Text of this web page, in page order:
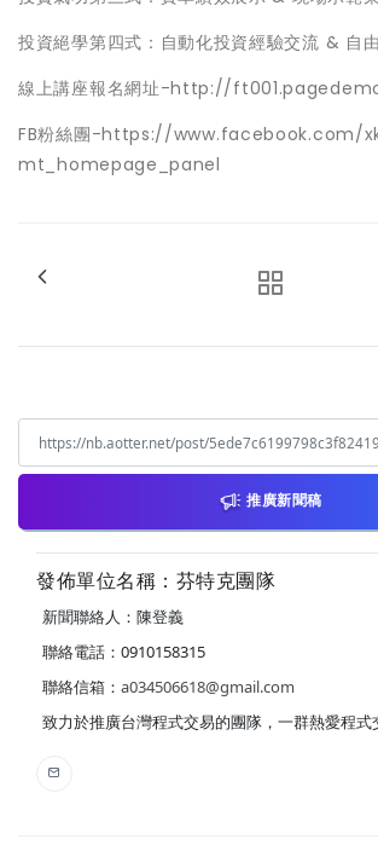
投資絕學第四式：自動化投資經驗交流 & 自
線上講座報名網址-http://
FB粉絲團-https://www.facebook.com/
mt_homepage_panel
推廣新聞稿
發佈單位名稱：芬特克團隊
新聞聯絡人：陳登義
聯絡電話：0910158315
聯絡信箱： a034506618@gmail.com
致力於推廣台灣程式交易的團隊，一群熱愛程式